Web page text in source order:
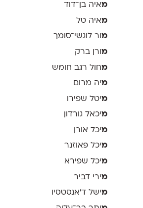
מאיה בן־דוד
מאיה טל
מור לוגשי־סומך
מ ורן ברק
מחול רגב חומש
מיה מרום
מיטל שפירו
מיכאל גורדון
מיכל אורן
מיכל פאוזנר
מיכל שפירא
מירי דביר
מישל ד׳אנסטסיו